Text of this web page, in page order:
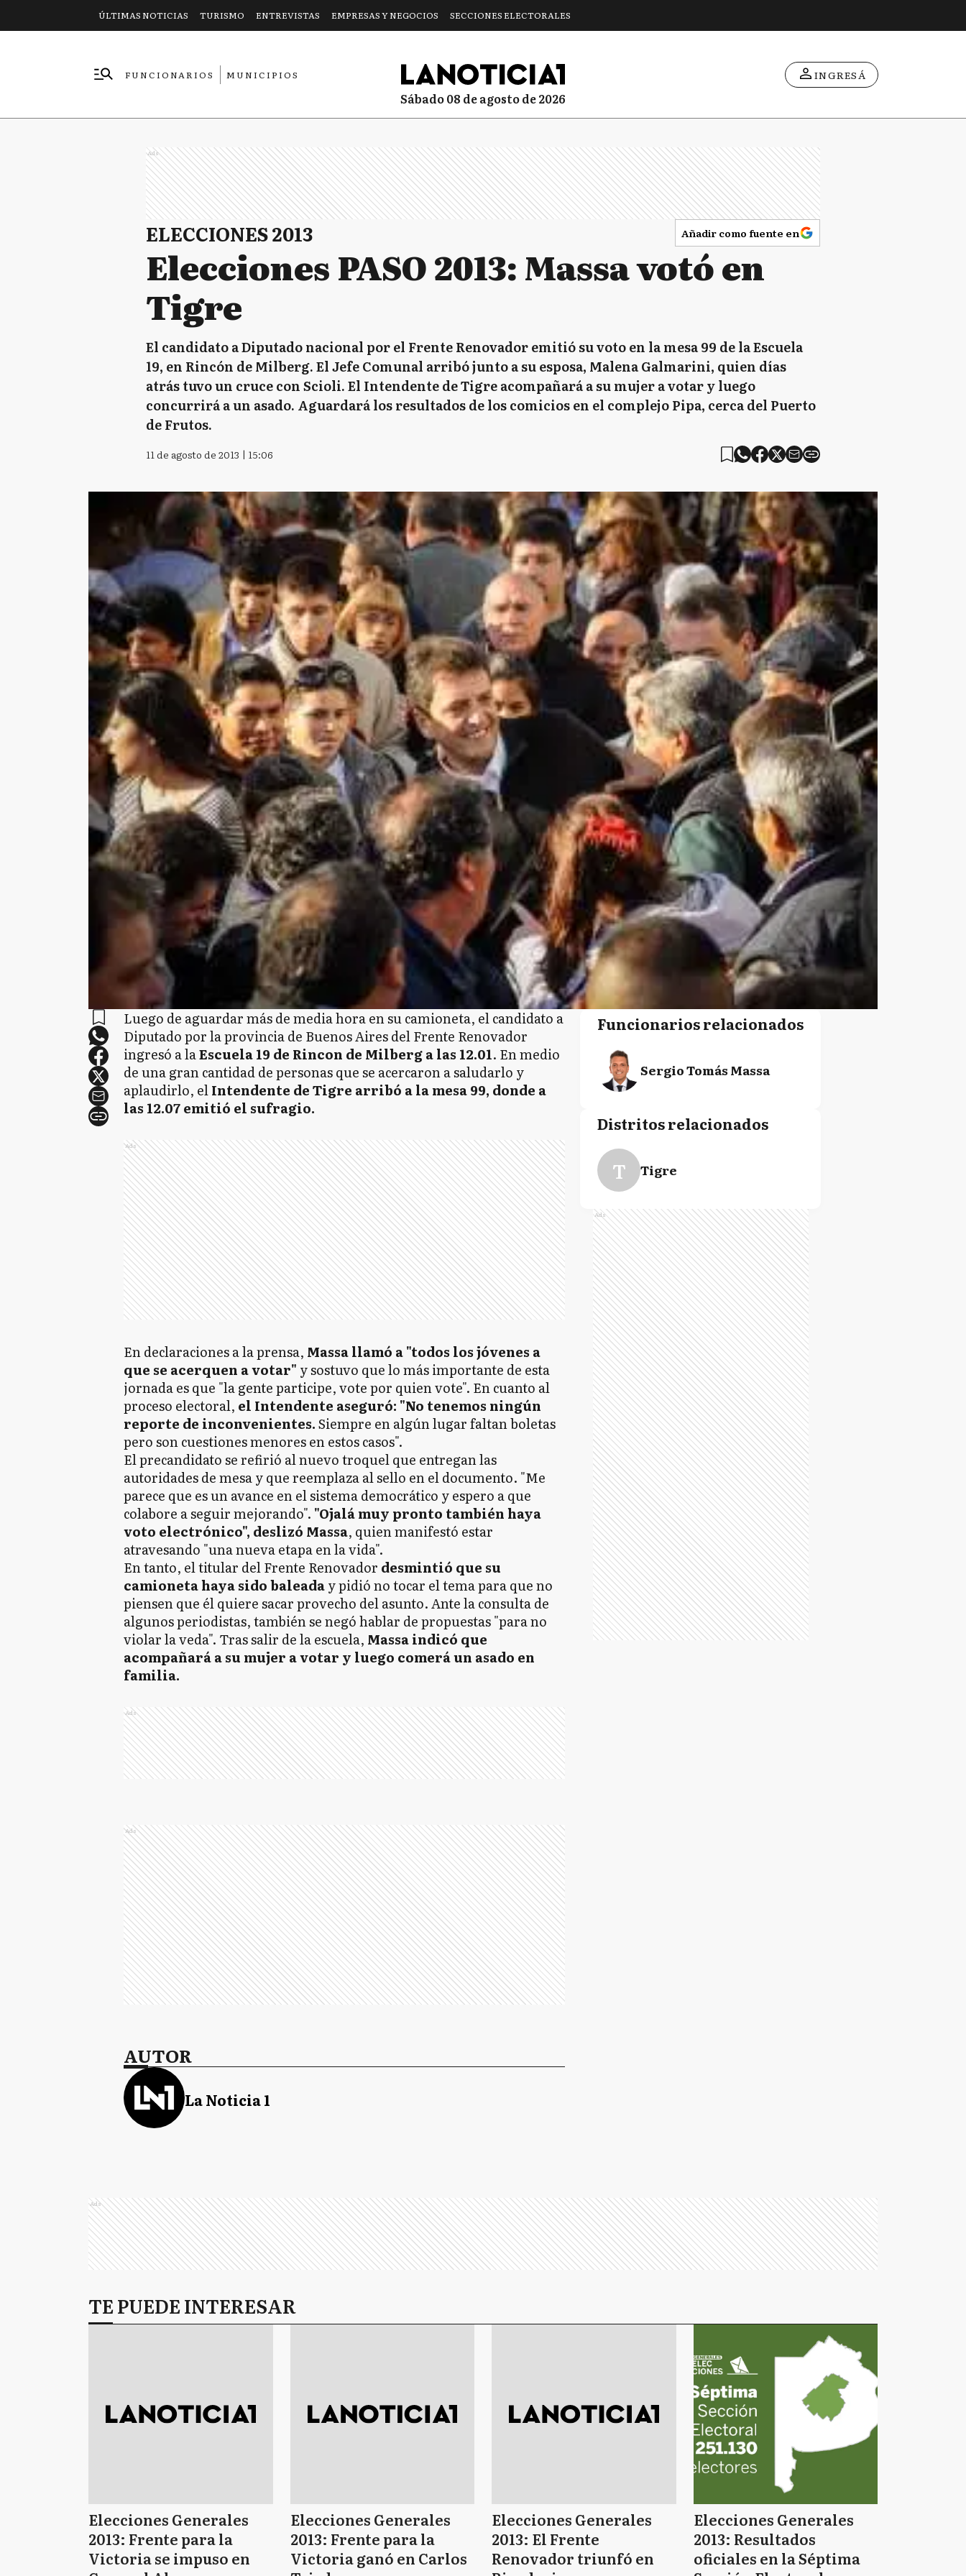
ÚLTIMAS NOTICIAS TURISMO ENTREVISTAS EMPRESAS Y NEGOCIOS SECCIONES ELECTORALES
FUNCIONARIOS
MUNICIPIOS
sábado 08 de agosto de 2026
INGRESÁ
Ads
ELECCIONES 2013 Añadir como fuente en
Elecciones PASO 2013: Massa votó en
Tigre
El candidato a Diputado nacional por el Frente Renovador emitió su voto en la mesa 99 de la Escuela
19, en Rincón de Milberg. El Jefe Comunal arribó junto a su esposa, Malena Galmarini, quien días
atrás tuvo un cruce con Scioli. El Intendente de Tigre acompañará a su mujer a votar y luego
concurrirá a un asado. Aguardará los resultados de los comicios en el complejo Pipa, cerca del Puerto
de Frutos.
11 de agosto de 2013 | 15:06
Luego de aguardar más de media hora en su camioneta, el candidato a
Diputado por la provincia de Buenos Aires del Frente Renovador
ingresó a laEscuela 19 de Rincon de Milberg a las 12.01. En medio
de una gran cantidad de personas que se acercaron a saludarlo y
aplaudirlo, elIntendente de Tigre arribó a la mesa 99, donde a
las 12.07 emitió el sufragio.
Ads
En declaraciones a la prensa, Massa llamó a "todos los jóvenes a
que se acerquen a votar" y sostuvo que lo más importante de esta
jornada es que "la gente participe, vote por quien vote". En cuanto al
proceso electoral, el Intendente aseguró: "No tenemos ningún
reporte de inconvenientes.Siempre en algún lugar faltan boletas
pero son cuestiones menores en estos casos".
El precandidato se refirió al nuevo troquel que entregan las
autoridades de mesa y que reemplaza al sello en el documento. "Me
parece que es un avance en el sistema democrático y espero a que
colabore a seguir mejorando". "Ojalá muy pronto también haya
voto electrónico", deslizó Massa, quien manifestó estar
atravesando "una nueva etapa en la vida".
En tanto, el titular del Frente Renovador desmintió que su
camioneta haya sido baleaday pidió no tocar el tema para que no
piensen que él quiere sacar provecho del asunto. Ante la consulta de
algunos periodistas, también se negó hablar de propuestas "para no
violar la veda". Tras salir de la escuela, Massa indicó que
acompañará a su mujer a votar y luego comerá un asado en
familia.
Ads
Ads
AUTOR
La Noticia 1
Funcionarios relacionados
Sergio Tomás Massa
Distritos relacionados
T Tigre
Ads
Ads
TE PUEDE INTERESAR
Elecciones Generales
2013: Frente para la
Victoria se impuso en
Elecciones Generales
2013: Frente para la
Victoria ganó en Carlos
Elecciones Generales
2013: El Frente
Renovador triunfó en
Elecciones Generales
2013: Resultados
oficiales en la Séptima